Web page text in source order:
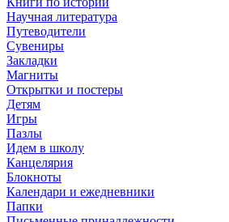
Научная литература
Путеводители
Сувениры
Закладки
Магниты
Открытки и постеры
Детям
Игры
Пазлы
Идем в школу
Канцелярия
Блокноты
Календари и ежедневники
Папки